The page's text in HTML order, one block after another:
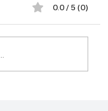
0.0 / 5 (0)